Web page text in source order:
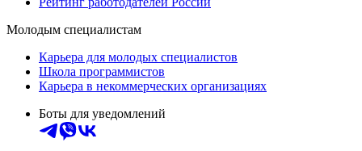
Молодым специалистам
Карьера для молодых специалистов
Школа программистов
Карьера в некоммерческих организациях
Боты для уведомлений